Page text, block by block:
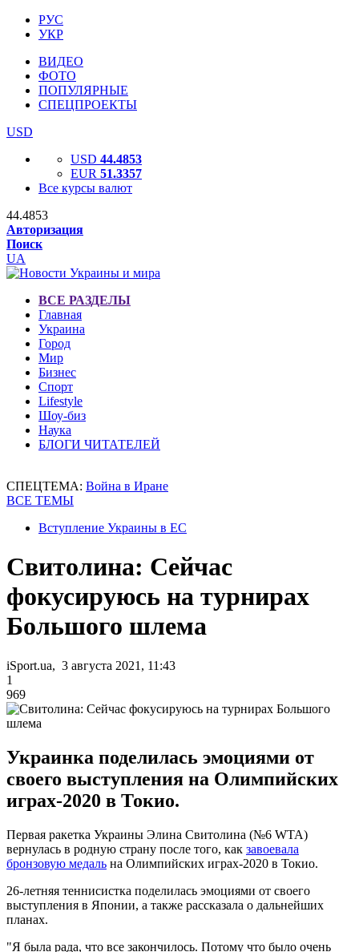
РУС
УКР
ВИДЕО
ФОТО
ПОПУЛЯРНЫЕ
СПЕЦПРОЕКТЫ
USD
USD 44.4853
EUR 51.3357
Все курсы валют
44.4853
Авторизация
Поиск
UA
ВСЕ РАЗДЕЛЫ
Главная
Украина
Город
Мир
Бизнес
Спорт
Lifestyle
Шоу-биз
Наука
БЛОГИ ЧИТАТЕЛЕЙ
СПЕЦТЕМА: Война в Иране
ВСЕ ТЕМЫ
Вступление Украины в ЕС
Свитолина: Cейчас
фокусируюсь на турнирах
Большого шлема
iSport.ua, 3 августа 2021, 11:43
1
969
Украинка поделилась эмоциями от
своего выступления на Олимпийских
играх-2020 в Токио.
Первая ракетка Украины Элина Свитолина (№6 WTA)
вернулась в родную страну после того, как завоевала
бронзовую медаль на Олимпийских играх-2020 в Токио.
26-летняя теннисистка поделилась эмоциями от своего
выступления в Японии, а также рассказала о дальнейших
планах.
"Я была рада, что все закончилось. Потому что было очень